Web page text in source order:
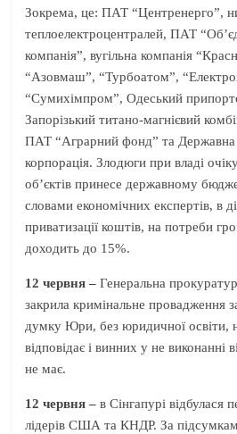
Зокрема, це: ПАТ “Центренерго”,
теплоелектроцентралей, ПАТ
компанія”, вугільна компанія
“Азовмаш”, “Турбоатом”,
“Сумихімпром”, Одеський
Запорізький титано-магнієвий
ПАТ “Аграрний фонд” та Державна
корпорація. Злодюги при владі
об’єктів принесе державному
словами економічних експертів, в
приватизації коштів, на потреби
доходить до 15%.
12 червня –Генеральна
закрила кримінальне провадження
думку Юри, без юридичної освіти,
відповідає і винних у не виконанні
не має.
12 червня –в Сінгапурі відбулася
лідерів США та КНДР. За